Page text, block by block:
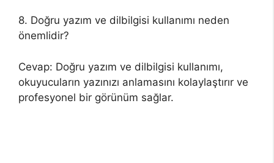
8. Doğru yazım ve dilbilgisi kullanımı neden
önemlidir?
Cevap: Doğru yazım ve dilbilgisi kullanımı,
okuyucuların yazınızı anlamasını kolaylaştırır ve
profesyonel bir görünüm sağlar.